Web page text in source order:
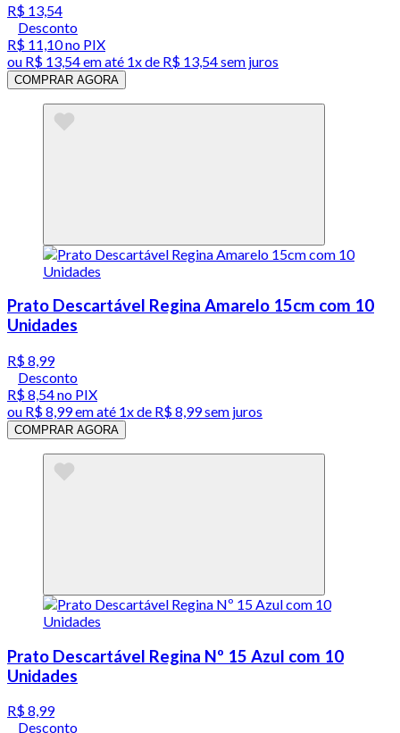
R$ 13,54
Desconto
R$ 11,10no PIX
ou R$ 13,54em até 1x de R$ 13,54sem juros
COMPRAR AGORA
Prato Descartável Regina Amarelo 15cm com 10
Unidades
R$ 8,99
Desconto
R$ 8,54no PIX
ou R$ 8,99em até 1x de R$ 8,99sem juros
COMPRAR AGORA
Prato Descartável Regina Nº 15 Azul com 10
Unidades
R$ 8,99
Desconto